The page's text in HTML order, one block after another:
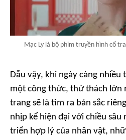
Mạc Ly là bộ phim truyền hình cổ
Dẫu vậy, khi ngày càng nhiều
một công thức, thử thách lớn
trang sẽ là tìm ra bản sắc
nhịp kể hiện đại với chiều sâu
triển hợp lý của nhân vật,